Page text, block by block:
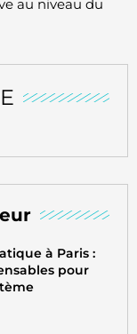
à Paris :
pour
au niveau du